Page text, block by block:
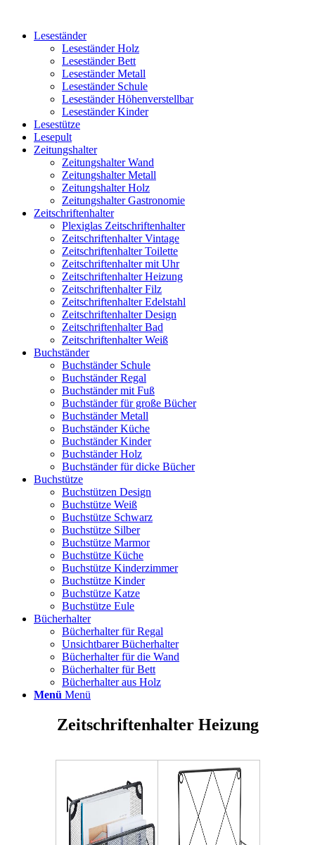
Leseständer
Leseständer Holz
Leseständer Bett
Leseständer Metall
Leseständer Schule
Leseständer Höhenverstellbar
Leseständer Kinder
Lesestütze
Lesepult
Zeitungshalter
Zeitungshalter Wand
Zeitungshalter Metall
Zeitungshalter Holz
Zeitungshalter Gastronomie
Zeitschriftenhalter
Plexiglas Zeitschriftenhalter
Zeitschriftenhalter Vintage
Zeitschriftenhalter Toilette
Zeitschriftenhalter mit Uhr
Zeitschriftenhalter Heizung
Zeitschriftenhalter Filz
Zeitschriftenhalter Edelstahl
Zeitschriftenhalter Design
Zeitschriftenhalter Bad
Zeitschriftenhalter Weiß
Buchständer
Buchständer Schule
Buchständer Regal
Buchständer mit Fuß
Buchständer für große Bücher
Buchständer Metall
Buchständer Küche
Buchständer Kinder
Buchständer Holz
Buchständer für dicke Bücher
Buchstütze
Buchstützen Design
Buchstütze Weiß
Buchstütze Schwarz
Buchstütze Silber
Buchstütze Marmor
Buchstütze Küche
Buchstütze Kinderzimmer
Buchstütze Kinder
Buchstütze Katze
Buchstütze Eule
Bücherhalter
Bücherhalter für Regal
Unsichtbarer Bücherhalter
Bücherhalter für die Wand
Bücherhalter für Bett
Bücherhalter aus Holz
Menü Menü
Zeitschriftenhalter Heizung